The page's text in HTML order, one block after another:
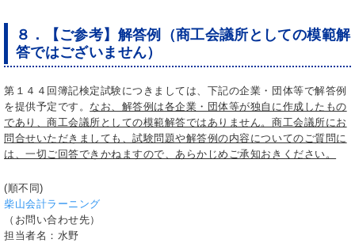
８．【ご参考】解答例（商工会議所としての模範解
答ではございません）
第１４４回簿記検定試験につきましては、下記の企業・団体等で解答例
を提供予定です。 なお、解答例は各企業・団体等が独自に作成したもの
であり、商工会議所としての模範解答ではありません。商工会議所にお
問合せいただきましても、試験問題や解答例の内容についてのご質問に
は、一切ご回答できかねますので、あらかじめご承知おきください。
(順不同)
柴山会計ラーニング
（お問い合わせ先）
担当者名：水野